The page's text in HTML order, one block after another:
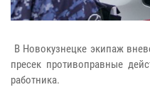
В Новокузнецке экипаж
пресек противоправные
работника.